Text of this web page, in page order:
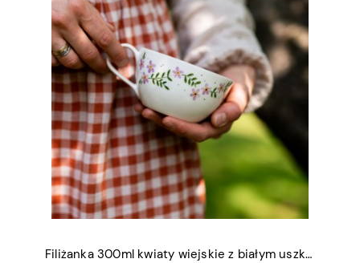
Filiżanka 300ml kwiaty wiejskie z białym uszkiem